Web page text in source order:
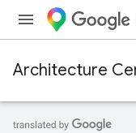
Architecture